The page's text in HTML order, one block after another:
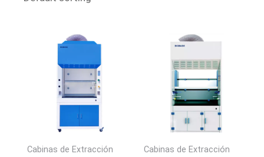
Cabinas de Extracción Cabinas de Extracción